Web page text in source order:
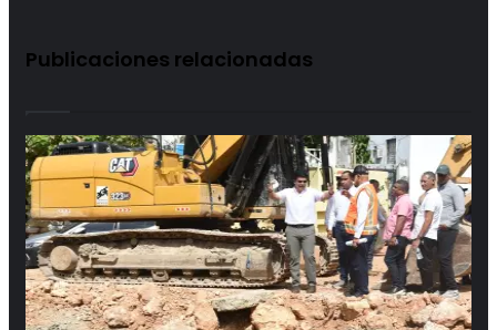
Publicaciones relacionadas